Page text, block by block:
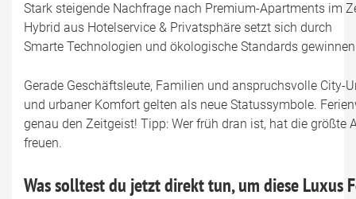
Stark steigende Nachfrage nach Premium-Apartments im
Hybrid aus Hotelservice & Privatsphäre setzt sich durch
Smarte Technologien und ökologische Standards
Gerade Geschäftsleute, Familien und anspruchsvolle
und urbaner Komfort gelten als neue Statussymbole.
genau den Zeitgeist! Tipp: Wer früh dran ist, hat die
freuen.
Was solltest du jetzt direkt tun, um diese Luxus